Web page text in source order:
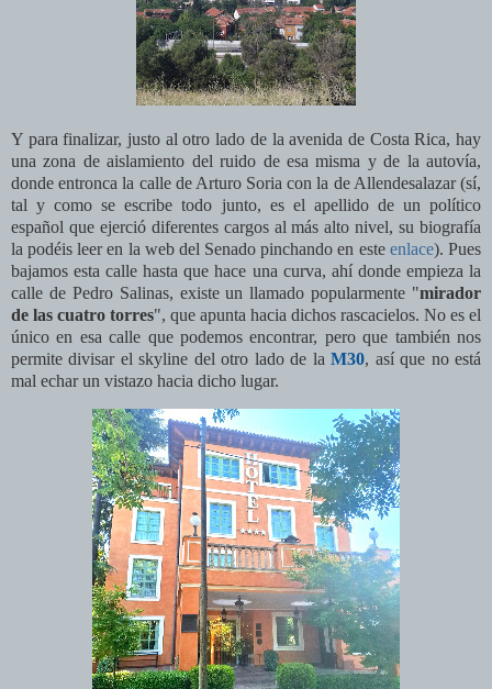
Y para finalizar, justo al otro lado de la avenida de Costa Rica, hay
una zona de aislamiento del ruido de esa misma y de la autovía,
donde entronca la calle de Arturo Soria con la de Allendesalazar (sí,
tal y como se escribe todo junto, es el apellido de un político
español que ejerció diferentes cargos al más alto nivel, su biografía
la podéis leer en la web del Senado pinchando en este enlace). Pues
bajamos esta calle hasta que hace una curva, ahí donde empieza la
calle de Pedro Salinas, existe un llamado popularmente "mirador
de las cuatro torres", que apunta hacia dichos rascacielos. No es el
único en esa calle que podemos encontrar, pero que también nos
permite divisar el skyline del otro lado de laM30, así que no está
mal echar un vistazo hacia dicho lugar.